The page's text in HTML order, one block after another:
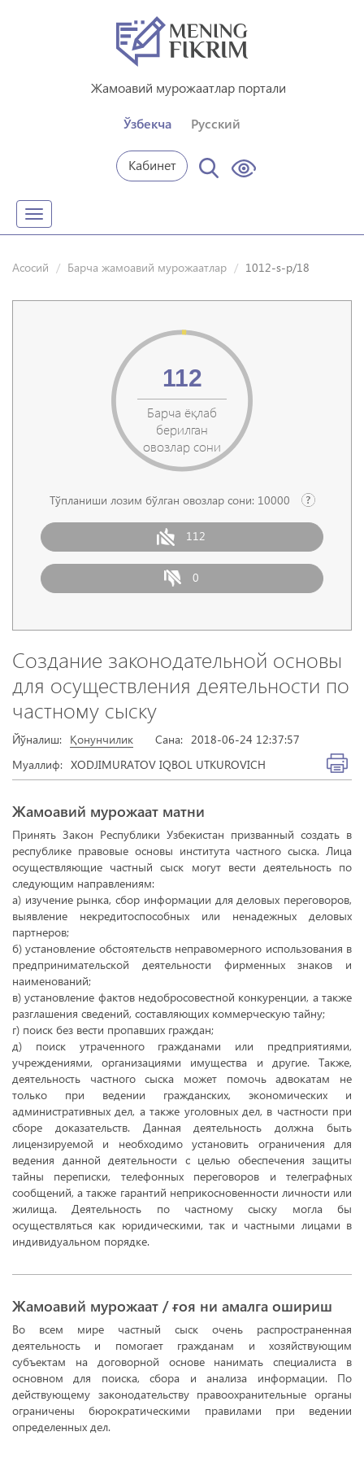
Жамоавий мурожаатлар портали
Ўзбекча Русский
Кабинет
Toggle
navigation
Асосий Барча жамоавий мурожаатлар 1012-s-p/18
Барча ёқлаб
берилган
овозлар сони
112
Тўпланиши лозим бўлган овозлар сони: 10000
112
0
Создание законодательной основы
для осуществления деятельности по
частному сыску
Йўналиш: Қонунчилик Сана: 2018-06-24 12:37:57
Муаллиф: XODJIMURATOV IQBOL UTKUROVICH
Жамоавий мурожаат матни
Принять Закон Республики Узбекистан призванный создать в
республике правовые основы института частного сыска. Лица
осуществляющие частный сыск могут вести деятельность по
следующим направлениям:
а) изучение рынка, сбор информации для деловых переговоров,
выявление некредитоспособных или ненадежных деловых
партнеров;
б) установление обстоятельств неправомерного использования в
предпринимательской деятельности фирменных знаков и
наименований;
в) установление фактов недобросовестной конкуренции, а также
разглашения сведений, составляющих коммерческую тайну;
г) поиск без вести пропавших граждан;
д) поиск утраченного гражданами или предприятиями,
учреждениями, организациями имущества и другие. Также,
деятельность частного сыска может помочь адвокатам не
только при ведении гражданских, экономических и
административных дел, а также уголовных дел, в частности при
сборе доказательств. Данная деятельность должна быть
лицензируемой и необходимо установить ограничения для
ведения данной деятельности с целью обеспечения защиты
тайны переписки, телефонных переговоров и телеграфных
сообщений, а также гарантий неприкосновенности личности или
жилища. Деятельность по частному сыску могла бы
осуществляться как юридическими, так и частными лицами в
индивидуальном порядке.
Жамоавий мурожаат / ғоя ни амалга ошириш
Во всем мире частный сыск очень распространенная
деятельность и помогает гражданам и хозяйствующим
субъектам на договорной основе нанимать специалиста в
основном для поиска, сбора и анализа информации. По
действующему законодательству правоохранительные органы
ограничены бюрократическими правилами при ведении
определенных дел.